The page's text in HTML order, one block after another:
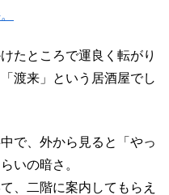
たところで運良く転がり
渡来」という居酒屋でし
で、外から見ると「やっ
いの暗さ。
、二階に案内してもらえ